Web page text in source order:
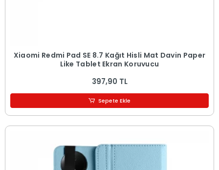
Xiaomi Redmi Pad SE 8.7 Kağıt Hisli Mat Davin Paper
Like Tablet Ekran Koruyucu
397,90 TL
Sepete Ekle